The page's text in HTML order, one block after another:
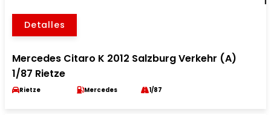
Detalles
Mercedes Citaro K 2012 Salzburg Verkehr (A)
1/87 Rietze
Rietze Mercedes 1/87